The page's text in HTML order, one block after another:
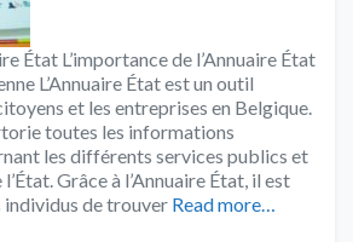
État L’importance de l’Annuaire État
L’Annuaire État est un outil
et les entreprises en Belgique.
toutes les informations
les différents services publics et
Grâce à l’Annuaire État, il est
individus de trouver Read more…